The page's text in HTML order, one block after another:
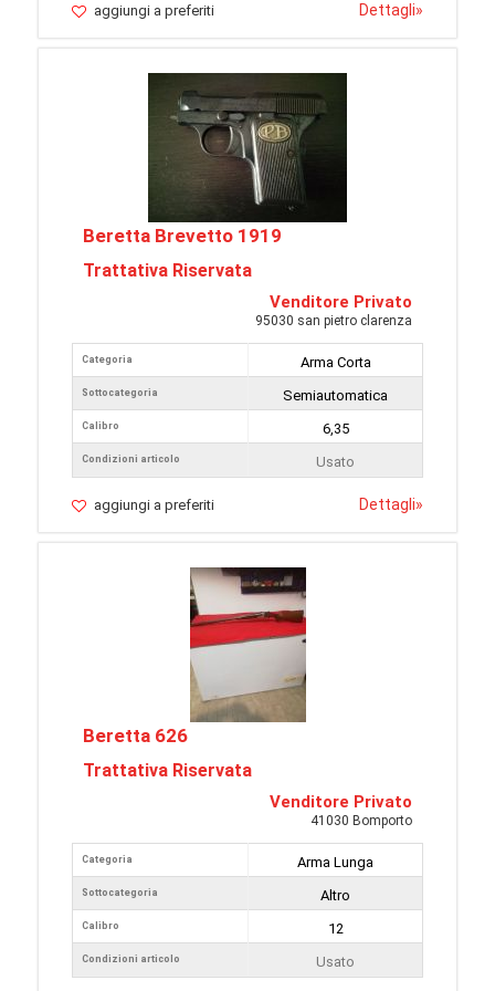
aggiungi a preferiti Dettagli»
Beretta Brevetto 1919
Trattativa Riservata
Venditore Privato
95030 san pietro clarenza
Categoria
Sottocategoria
Calibro
Condizioni articolo
Arma Corta
Semiautomatica
6,35
Usato
aggiungi a preferiti Dettagli»
Beretta 626
Trattativa Riservata
Venditore Privato
41030 Bomporto
Categoria
Sottocategoria
Calibro
Condizioni articolo
Arma Lunga
Altro
12
Usato